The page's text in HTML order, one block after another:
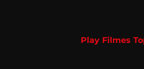
Play Filmes